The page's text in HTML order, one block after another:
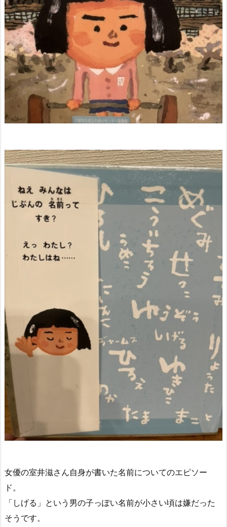
女優の室井滋さん自身が書いた名前についてのエピソー
ド。
「しげる」という男の子っぽい名前が小さい頃は嫌だった
そうです。